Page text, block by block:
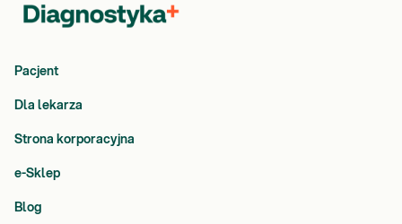
Seminogram może być również przydatny w sytuacjach, gdy
się o dziecko przez rok lub dłużej, seminogram może
reprodukcyjnego mężczyzny.
Pacjent
Dla lekarza
Strona korporacyjna
e-Sklep
Blog